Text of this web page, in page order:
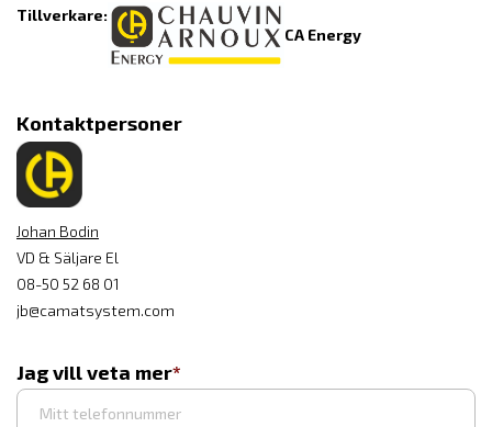
Tillverkare:
CA Energy
Kontaktpersoner
Johan Bodin
VD & Säljare El
08-50 52 68 01
jb@camatsystem.com
Jag vill veta mer